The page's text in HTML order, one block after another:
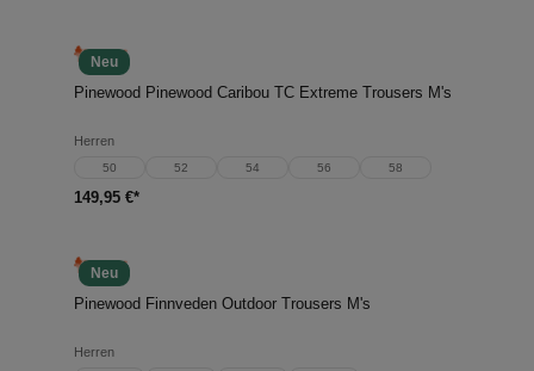
Neu
Pinewood Pinewood Caribou TC Extreme Trousers M's
Herren
50 52 54 56 58
149,95 €*
Neu
Pinewood Finnveden Outdoor Trousers M's
Herren